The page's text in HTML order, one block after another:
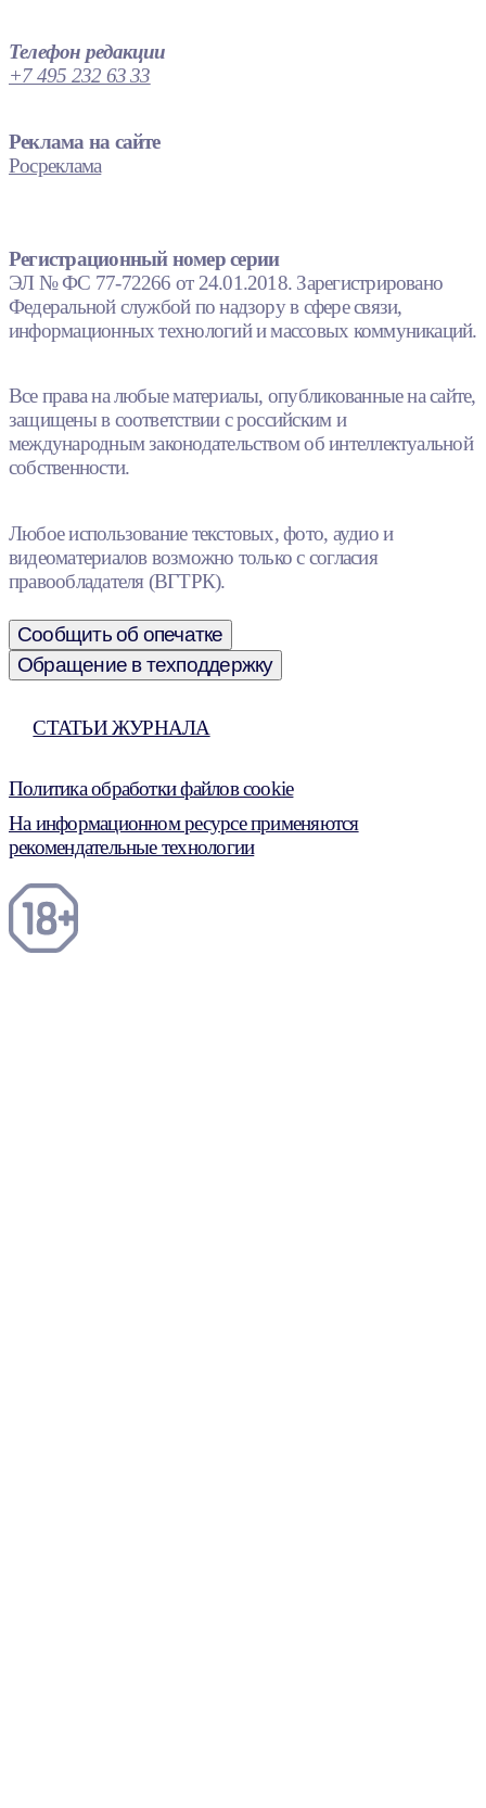
Телефон редакции
+7 495 232 63 33
Реклама на сайте
Росреклама
Регистрационный номер серии
ЭЛ № ФС 77-72266 от 24.01.2018. Зарегистрировано
Федеральной службой по надзору в сфере связи,
информационных технологий и массовых коммуникаций.
Все права на любые материалы, опубликованные на сайте,
защищены в соответствии с российским и
международным законодательством об интеллектуальной
собственности.
Любое использование текстовых, фото, аудио и
видеоматериалов возможно только с согласия
правообладателя (ВГТРК).
Сообщить об опечатке
Обращение в техподдержку
СТАТЬИ ЖУРНАЛА
Политика обработки файлов cookie
На информационном ресурсе применяются
рекомендательные технологии